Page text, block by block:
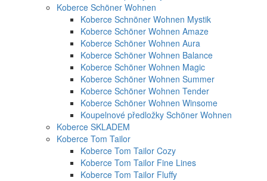
Koberce Schöner Wohnen
Koberce Schnöner Wohnen Mystik
Koberce Schöner Wohnen Amaze
Koberce Schöner Wohnen Aura
Koberce Schöner Wohnen Balance
Koberce Schöner Wohnen Magic
Koberce Schöner Wohnen Summer
Koberce Schöner Wohnen Tender
Koberce Schöner Wohnen Winsome
Koupelnové předložky Schöner Wohnen
Koberce SKLADEM
Koberce Tom Tailor
Koberce Tom Tailor Cozy
Koberce Tom Tailor Fine Lines
Koberce Tom Tailor Fluffy